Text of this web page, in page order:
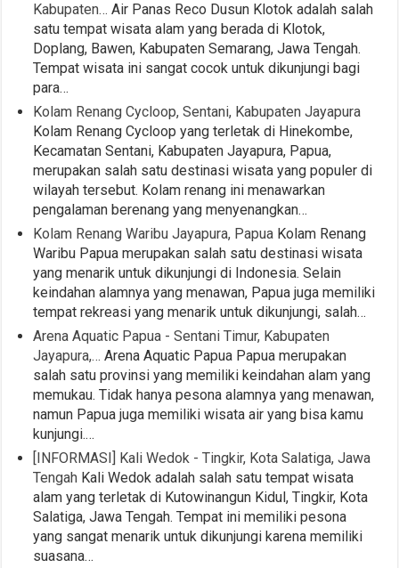
Kabupaten… Air Panas Reco Dusun Klotok adalah salah
satu tempat wisata alam yang berada di Klotok,
Doplang, Bawen, Kabupaten Semarang, Jawa Tengah.
Tempat wisata ini sangat cocok untuk dikunjungi bagi
para…
Kolam Renang Cycloop, Sentani, Kabupaten Jayapura
Kolam Renang Cycloop yang terletak di Hinekombe,
Kecamatan Sentani, Kabupaten Jayapura, Papua,
merupakan salah satu destinasi wisata yang populer di
wilayah tersebut. Kolam renang ini menawarkan
pengalaman berenang yang menyenangkan…
Kolam Renang Waribu Jayapura, Papua Kolam Renang
Waribu Papua merupakan salah satu destinasi wisata
yang menarik untuk dikunjungi di Indonesia. Selain
keindahan alamnya yang menawan, Papua juga memiliki
tempat rekreasi yang menarik untuk dikunjungi, salah…
Arena Aquatic Papua - Sentani Timur, Kabupaten
Jayapura,… Arena Aquatic Papua Papua merupakan
salah satu provinsi yang memiliki keindahan alam yang
memukau. Tidak hanya pesona alamnya yang menawan,
namun Papua juga memiliki wisata air yang bisa kamu
kunjungi.…
[INFORMASI] Kali Wedok - Tingkir, Kota Salatiga, Jawa
Tengah Kali Wedok adalah salah satu tempat wisata
alam yang terletak di Kutowinangun Kidul, Tingkir, Kota
Salatiga, Jawa Tengah. Tempat ini memiliki pesona
yang sangat menarik untuk dikunjungi karena memiliki
suasana…